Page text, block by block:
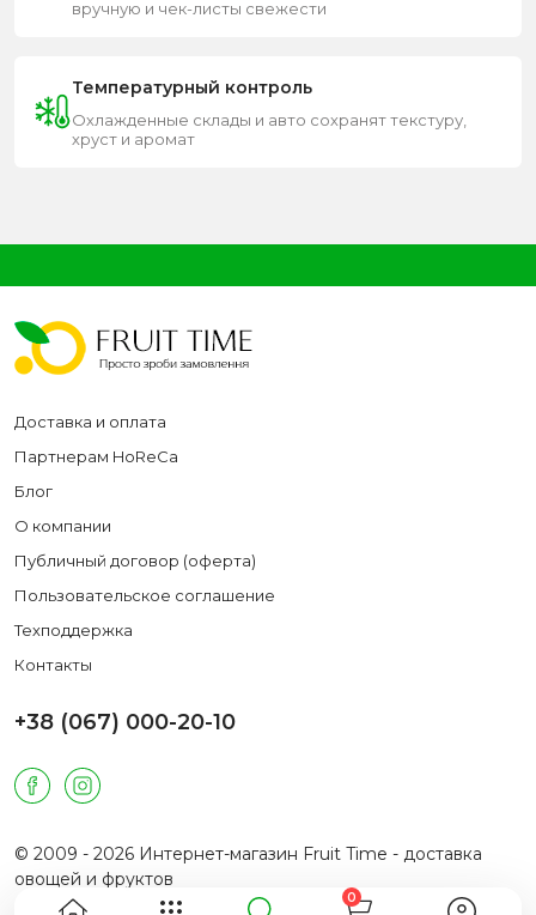
вручную и чек-листы свежести
Температурный контроль
Охлажденные склады и авто сохранят текстуру,
хруст и аромат
Доставка и оплата
Партнерам HoReCa
Блог
О компании
Публичный договор (оферта)
Пользовательское соглашение
Техподдержка
Контакты
+38 (067) 000-20-10
© 2009 - 2026 Интернет-магазин Fruit Time - доставка
овощей и фруктов
0